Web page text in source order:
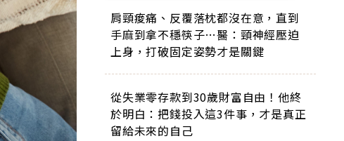
肩頸痠痛、反覆落枕都沒在意，直到
手麻到拿不穩筷子…醫：頸神經壓迫
上身，打破固定姿勢才是關鍵
從失業零存款到30歲財富自由！他終
於明白：把錢投入這3件事，才是真正
留給未來的自己